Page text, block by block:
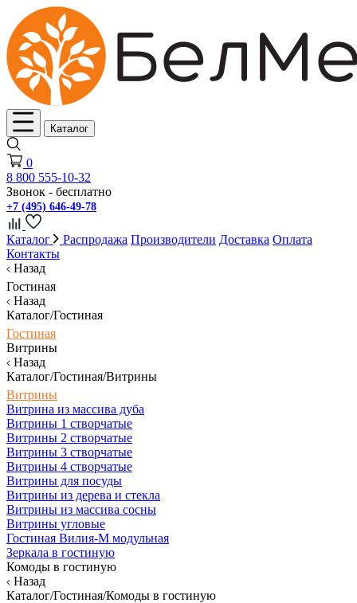
Каталог
0
8 800 555-10-32
Звонок - бесплатно
+7 (495) 646-49-78
Каталог Распродажа Производители Доставка Оплата
Контакты
Назад
Гостиная
Назад
Каталог/Гостиная
Гостиная
Витрины
Назад
Каталог/Гостиная/Витрины
Витрины
Витрина из массива дуба
Витрины 1 створчатые
Витрины 2 створчатые
Витрины 3 створчатые
Витрины 4 створчатые
Витрины для посуды
Витрины из дерева и стекла
Витрины из массива сосны
Витрины угловые
Гостиная Вилия-М модульная
Зеркала в гостиную
Комоды в гостиную
Назад
Каталог/Гостиная/Комоды в гостиную